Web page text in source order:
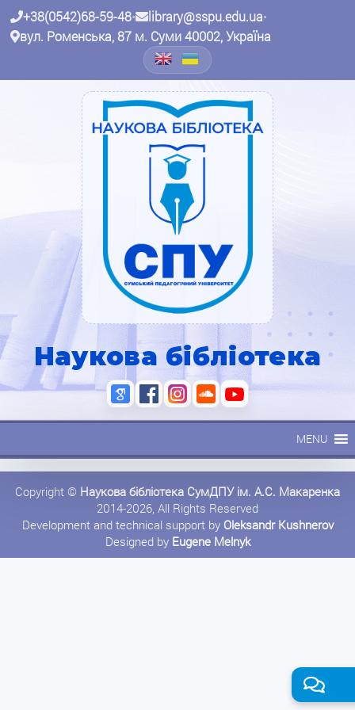
+38(0542)68-59-48• library@sspu.edu.ua•
вул. Роменська, 87 м. Суми 40002, Україна
Наукова бібліотека
MENU
Copyright © Наукова бібліотека СумДПУ ім. А.С. Макаренка
2014-2026, All Rights Reserved
Development and technical support by Oleksandr Kushnerov
Designed by Eugene Melnyk